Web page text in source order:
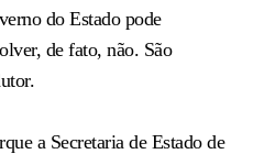
do Estado pode
de fato, não. São
a Secretaria de Estado de